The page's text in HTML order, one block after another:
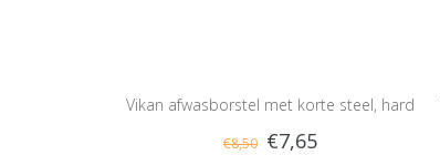
Vikan afwasborstel met korte steel, hard
€8,50 €7,65